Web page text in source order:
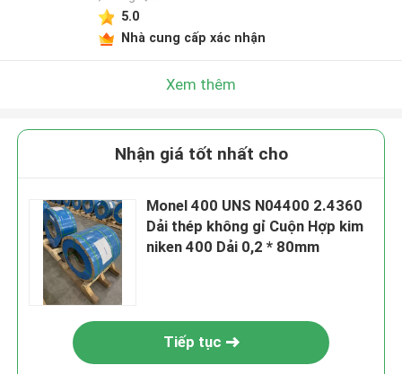
5.0
Nhà cung cấp xác nhận
Xem thêm
Nhận giá tốt nhất cho
Monel 400 UNS N04400 2.4360
Dải thép không gỉ Cuộn Hợp kim
niken 400 Dải 0,2 * 80mm
Tiếp tục